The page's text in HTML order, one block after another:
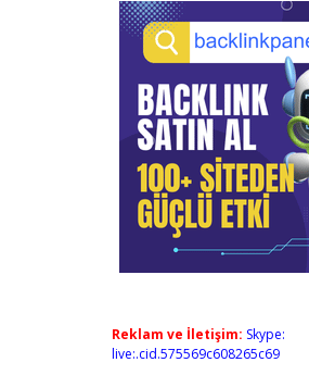
Reklam ve İletişim: Skype:
live:.cid.575569c608265c69